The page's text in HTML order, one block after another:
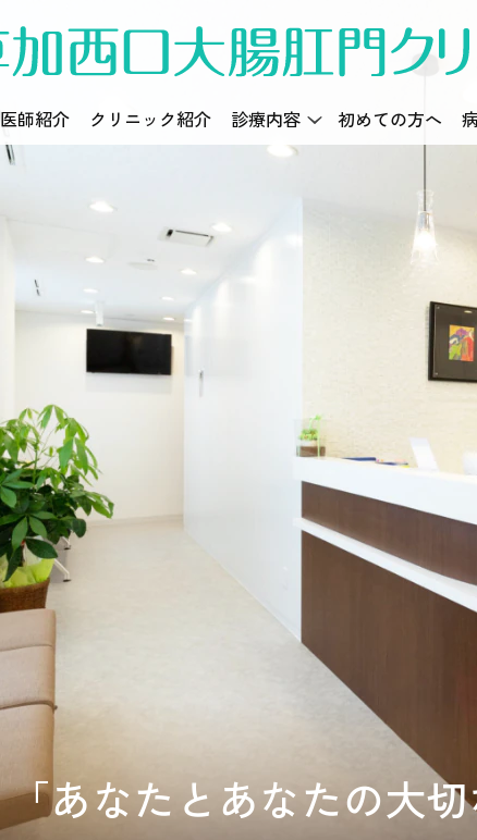
医師紹介 クリニック紹介 診療内容 初めての方へ
「あなたとあなたの大